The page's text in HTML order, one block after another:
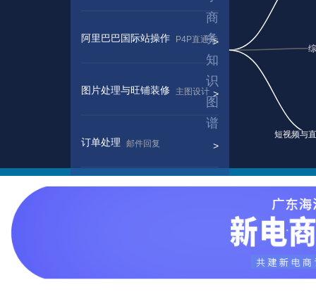
阿里巴巴国际站操作 P4P直通车
图片处理与旺铺装修 主图设计
订单处理 邮件回复